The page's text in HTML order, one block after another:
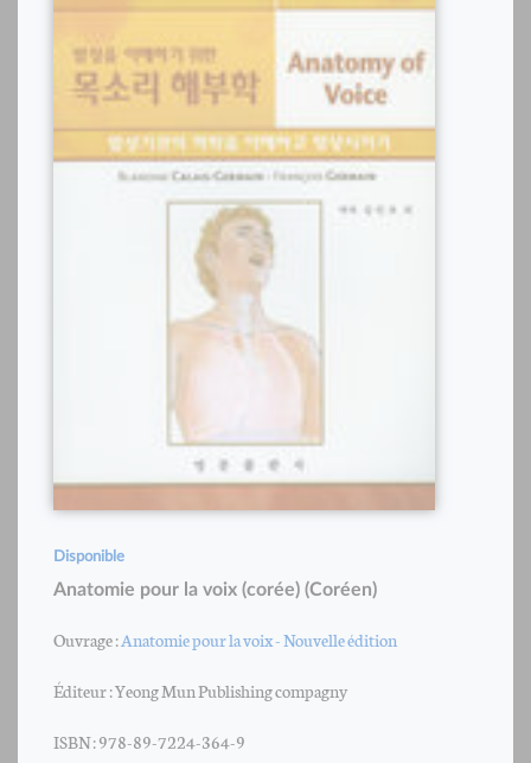
Disponible
Anatomie pour la voix (corée) (Coréen)
Ouvrage :Anatomie pour la voix - Nouvelle édition
Éditeur : Yeong Mun Publishing compagny
ISBN : 978-89-7224-364-9